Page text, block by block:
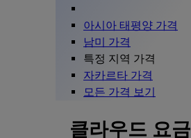
아시아 태평양 가격
남미 가격
특정 지역 가격
자카르타 가격
모든 가격 보기
클라우드 요금